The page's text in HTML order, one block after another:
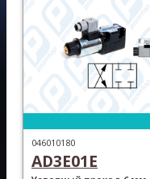
046010180
AD3E01E